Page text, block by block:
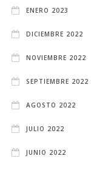
ENERO 2023
DICIEMBRE 2022
NOVIEMBRE 2022
SEPTIEMBRE 2022
AGOSTO 2022
JULIO 2022
JUNIO 2022